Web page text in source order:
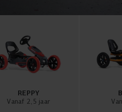
REPPY
Vanaf 2,5 jaar